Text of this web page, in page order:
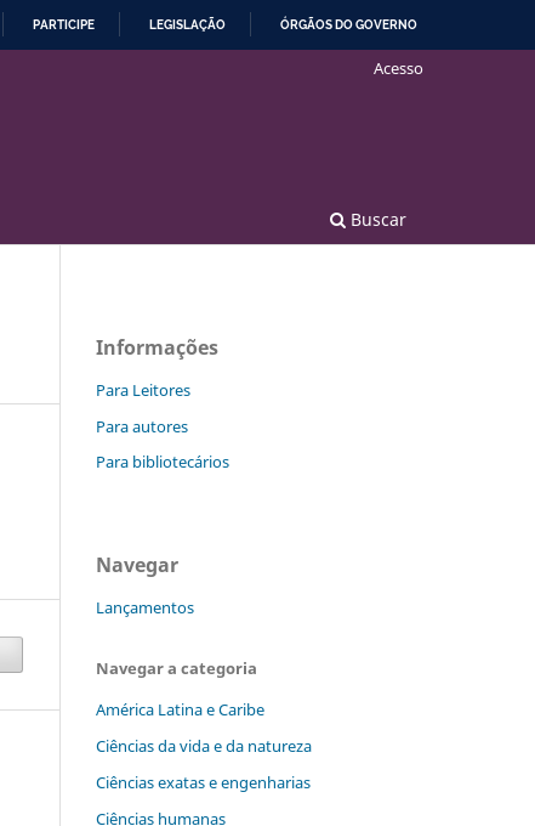
PARTICIPE LEGISLAÇÃO ÓRGÃOS DO GOVERNO
Buscar
Acesso
Informações
Para Leitores
Para autores
Para bibliotecários
Navegar
Lançamentos
Navegar a categoria
América Latina e Caribe
Ciências da vida e da natureza
Ciências exatas e engenharias
Ciências humanas